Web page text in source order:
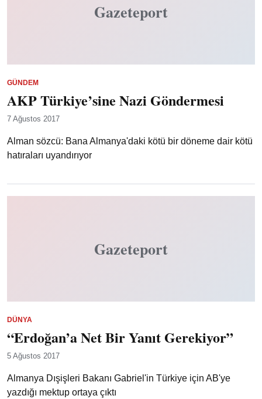
Gazeteport
GÜNDEM
AKP Türkiye’sine Nazi Göndermesi
7 Ağustos 2017
Alman sözcü: Bana Almanya'daki kötü bir döneme dair kötü
hatıraları uyandırıyor
Gazeteport
DÜNYA
“Erdoğan’a Net Bir Yanıt Gerekiyor”
5 Ağustos 2017
Almanya Dışişleri Bakanı Gabriel'in Türkiye için AB'ye
yazdığı mektup ortaya çıktı